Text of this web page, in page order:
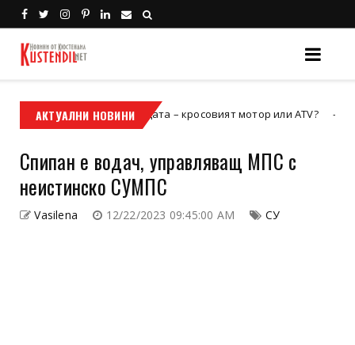
АКТУАЛНИ НОВИНИ
билет към свободата – кросовият мотор или ATV? Холивуд
Спипан е водач, управляващ МПС с
неистинско СУМПС
Vasilena 12/22/2023 09:45:00 AM СУ